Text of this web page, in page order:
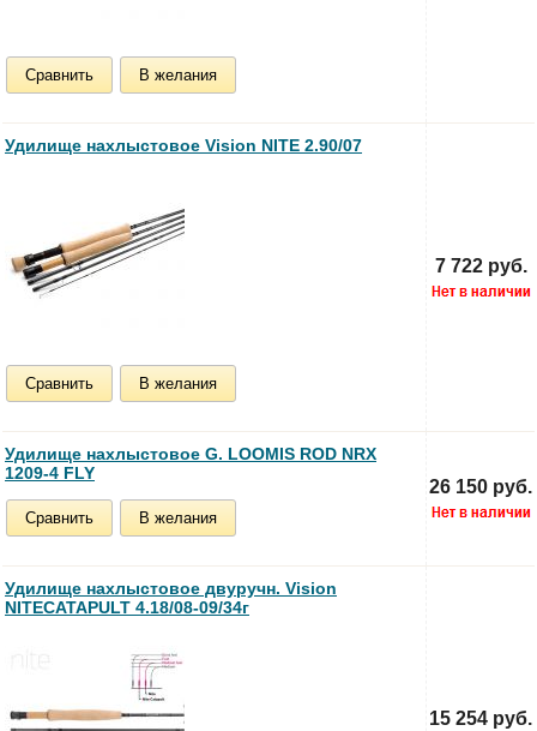
Сравнить В желания
Удилище нахлыстовое Vision NITE 2.90/07
Сравнить В желания
7 722 руб.
Удилище нахлыстовое G. LOOMIS ROD NRX
1209-4 FLY
Сравнить В желания
26 150 руб.
Удилище нахлыстовое двуручн. Vision
NITECATAPULT 4.18/08-09/34г
15 254 руб.